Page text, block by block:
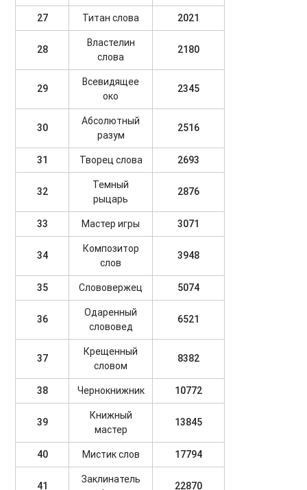
27 Титан слова 2021
28
Властелин
слова
2180
29
Всевидящее
око
2345
30
Абсолютный
разум
2516
31 Творец слова 2693
32
Темный
рыцарь
2876
33 Мастер игры 3071
34
Композитор
слов
3948
35 Слововержец 5074
36
Одаренный
слововед
6521
37
Крещенный
словом
8382
38 Чернокнижник 10772
39
Книжный
мастер
13845
40 Мистик слов 17794
41
Заклинатель
22870